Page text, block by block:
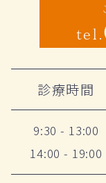
tel.
診療時間
9:30 - 13:00
14:00 - 19:00